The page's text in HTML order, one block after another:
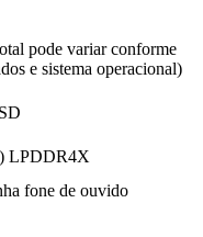
pode variar conforme
e sistema operacional)
LPDDR4X
fone de ouvido